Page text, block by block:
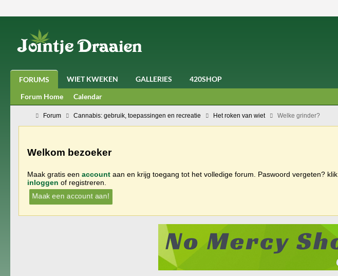
FORUMS WIET KWEKEN GALLERIES
420SHOP
Forum Home
Calendar
Forum Cannabis: gebruik, toepassingen en recreatie Het roken van wiet Welke grinder?
Welkom bezoeker
Maak gratis een account aan en krijg toegang tot het volledige forum. Paswoord vergeten? klik
inloggen of registreren.
Maak een account aan!